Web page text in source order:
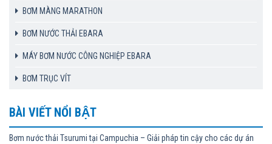
BƠM MÀNG MARATHON
BƠM NƯỚC THẢI EBARA
MÁY BƠM NƯỚC CÔNG NGHIỆP EBARA
BƠM TRỤC VÍT
BÀI VIẾT NỔI BẬT
Bơm nước thải Tsurumi tại Campuchia – Giải pháp tin cậy cho các dự án